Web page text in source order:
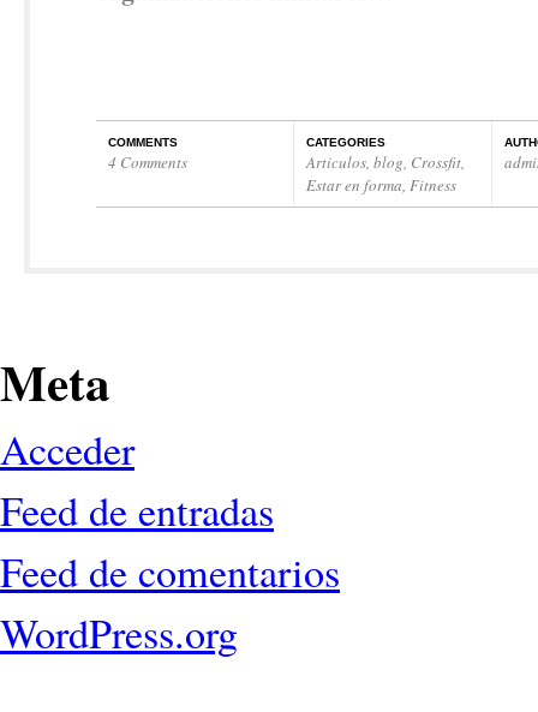
COMMENTS
4 Comments
CATEGORIES
Articulos, blog, Crossfit,
Estar en forma, Fitness
Meta
Acceder
Feed de entradas
Feed de comentarios
WordPress.org